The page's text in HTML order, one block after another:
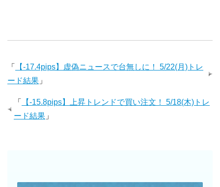
「
【-17.4pips】虚偽ニュースで台無しに！ 5/22(月)トレ
ード結果 」
「
【-15.8pips】上昇トレンドで買い注文！ 5/18(木)トレ
ード結果 」